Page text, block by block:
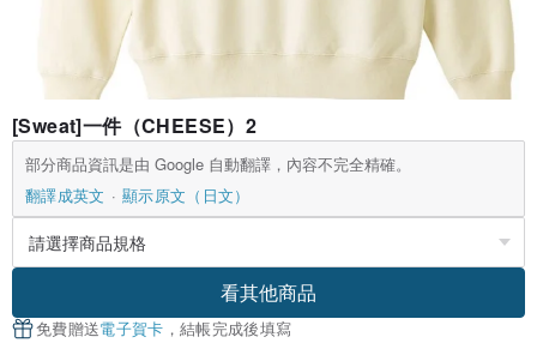
[Sweat]一件（CHEESE）2
部分商品資訊是由 Google 自動翻譯，內容不完全精確。
翻譯成英文
顯示原文（日文）
看其他商品
免費贈送電子賀卡 ，結帳完成後填寫